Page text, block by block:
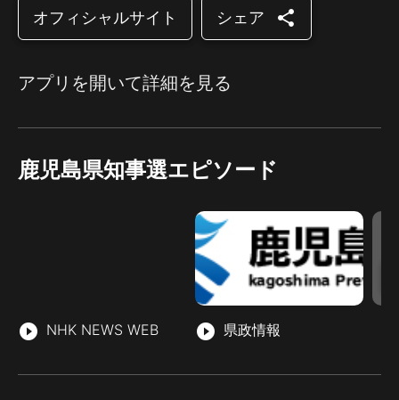
オフィシャルサイト シェア share
アプリを開いて詳細を見る
鹿児島県知事選エピソード
play_circle_filled NHK NEWS WEB play_circle_filled 県政情報